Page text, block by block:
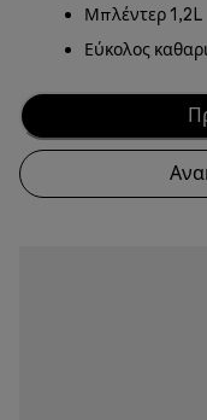
Μπλέντερ 1,2L
Εύκολος